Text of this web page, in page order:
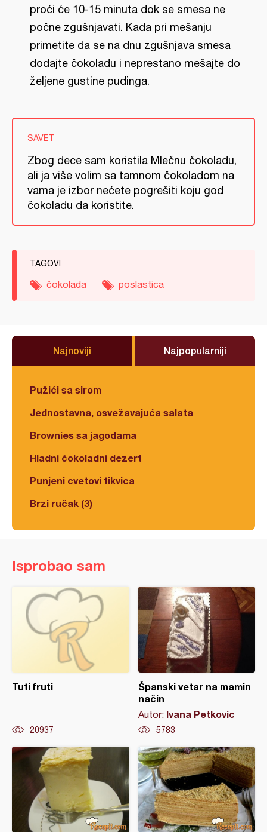
proći će 10-15 minuta dok se smesa ne
počne zgušnjavati. Kada pri mešanju
primetite da se na dnu zgušnjava smesa
dodajte čokoladu i neprestano mešajte do
željene gustine pudinga.
SAVET
Zbog dece sam koristila Mlečnu čokoladu,
ali ja više volim sa tamnom čokoladom na
vama je izbor nećete pogrešiti koju god
čokoladu da koristite.
TAGOVI
čokolada poslastica
Najnoviji Najpopularniji
Pužići sa sirom
Jednostavna, osvežavajuća salata
Brownies sa jagodama
Hladni čokoladni dezert
Punjeni cvetovi tikvica
Brzi ručak (3)
Isprobao sam
Tuti fruti
20937
Španski vetar na mamin
način
Autor: Ivana Petkovic
5783